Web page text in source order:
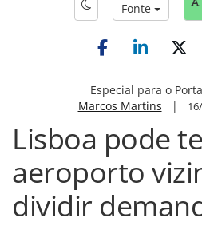
Fonte
Especial para o
Marcos Martins |
Lisboa pode
aeroporto
dividir